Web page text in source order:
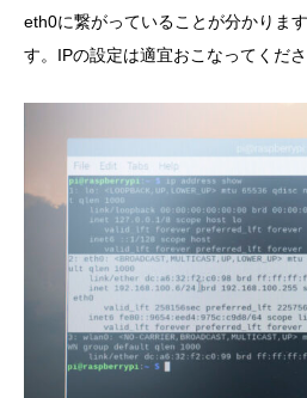
eth0に繋がっていることが分かりま
す。IPの設定は適宜おこなってくださ